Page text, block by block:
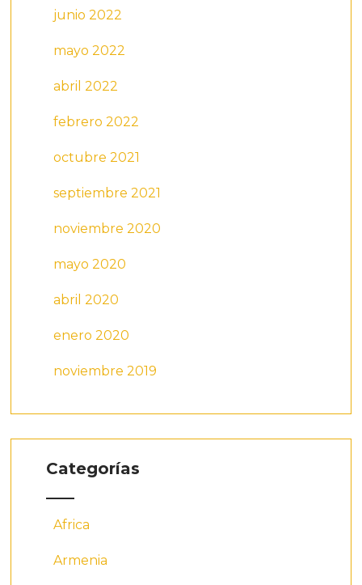
junio 2022
mayo 2022
abril 2022
febrero 2022
octubre 2021
septiembre 2021
noviembre 2020
mayo 2020
abril 2020
enero 2020
noviembre 2019
Categorías
Africa
Armenia